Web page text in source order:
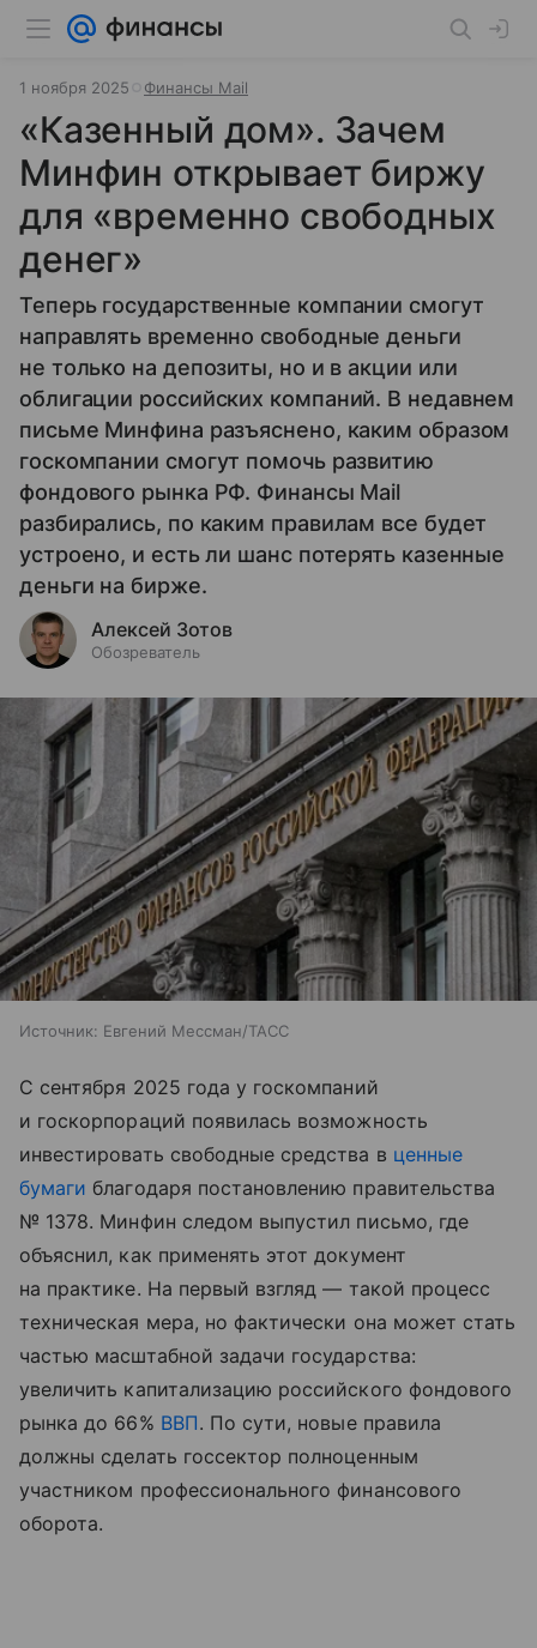
1 ноября 2025 Финансы Mail
«Казенный дом». Зачем
Минфин открывает биржу
для «временно свободных
денег»
Теперь государственные компании смогут
направлять временно свободные деньги
не только на депозиты, но и в акции или
облигации российских компаний. В недавнем
письме Минфина разъяснено, каким образом
госкомпании смогут помочь развитию
фондового рынка РФ. Финансы Mail
разбирались, по каким правилам все будет
устроено, и есть ли шанс потерять казенные
деньги на бирже.
Алексей Зотов
Обозреватель
Источник: Евгений Мессман/ТАСС
С сентября 2025 года у госкомпаний
и госкорпораций появилась возможность
инвестировать свободные средства в ценные
бумаги благодаря постановлению правительства
№ 1378. Минфин следом выпустил письмо, где
объяснил, как применять этот документ
на практике. На первый взгляд — такой процесс
техническая мера, но фактически она может стать
частью масштабной задачи государства:
увеличить капитализацию российского фондового
рынка до 66% ВВП. По сути, новые правила
должны сделать госсектор полноценным
участником профессионального финансового
оборота.